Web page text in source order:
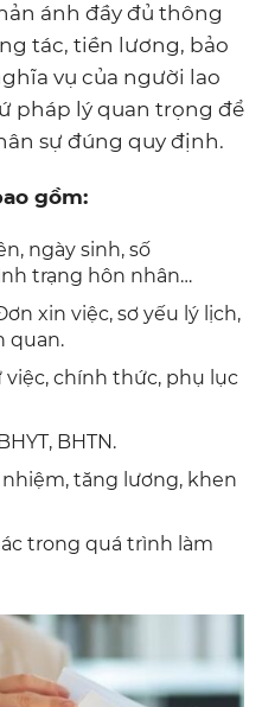
ánh đầy đủ thông
tác, tiền lương, bảo
vụ của người lao
pháp lý quan trọng để
sự đúng quy định.
gồm:
ngày sinh, số
trạng hôn nhân…
xin việc, sơ yếu lý lịch,
quan.
việc, chính thức, phụ lục
BHTN.
tăng lương, khen
trong quá trình làm